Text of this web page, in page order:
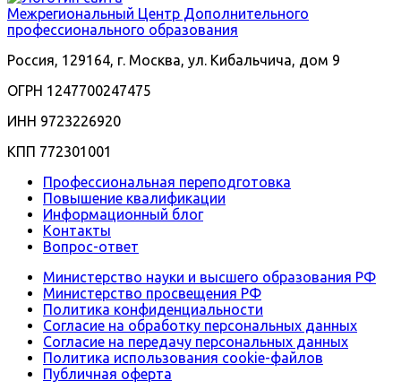
Межрегиональный Центр Дополнительного
профессионального образования
Россия, 129164, г. Москва, ул. Кибальчича, дом 9
ОГРН 1247700247475
ИНН 9723226920
КПП 772301001
Профессиональная переподготовка
Повышение квалификации
Информационный блог
Контакты
Вопрос-ответ
Министерство науки и высшего образования РФ
Министерство просвещения РФ
Политика конфиденциальности
Согласие на обработку персональных данных
Согласие на передачу персональных данных
Политика использования сookie-файлов
Публичная оферта